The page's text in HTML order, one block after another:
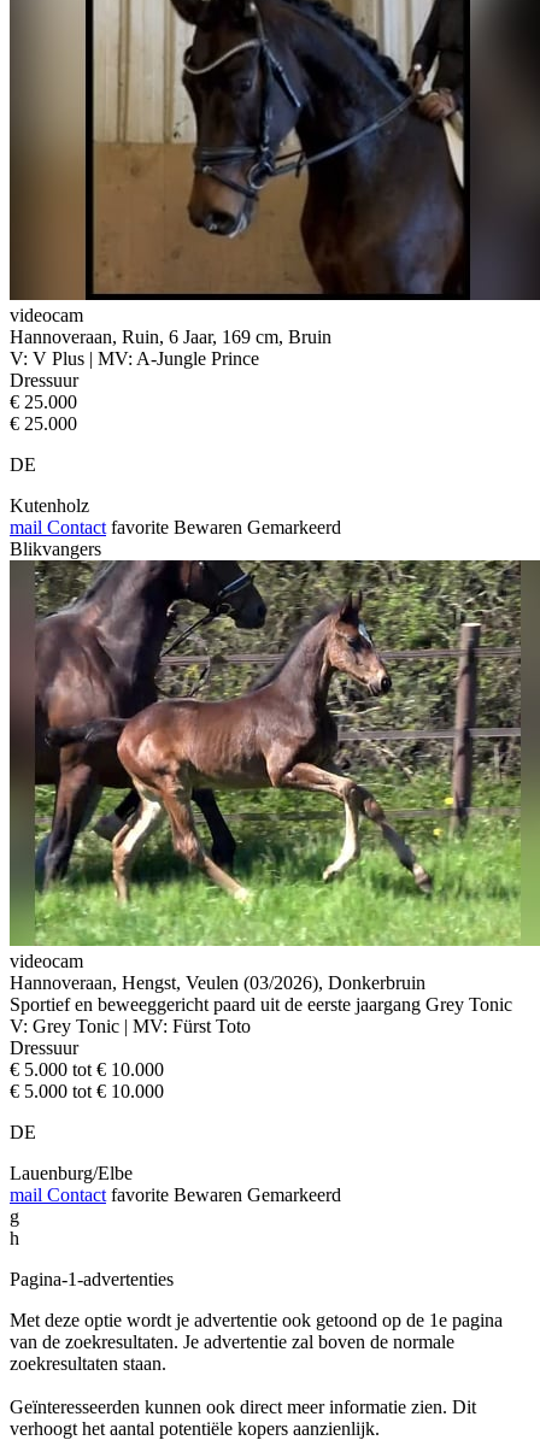
videocam
Hannoveraan, Ruin, 6 Jaar, 169 cm, Bruin
V: V Plus | MV: A-Jungle Prince
Dressuur
€ 25.000
€ 25.000
DE
Kutenholz
mail Contact favorite Bewaren Gemarkeerd
Blikvangers
videocam
Hannoveraan, Hengst, Veulen (03/2026), Donkerbruin
Sportief en beweeggericht paard uit de eerste jaargang Grey Tonic
V: Grey Tonic | MV: Fürst Toto
Dressuur
€ 5.000 tot € 10.000
€ 5.000 tot € 10.000
DE
Lauenburg/Elbe
mail Contact favorite Bewaren Gemarkeerd
g
h
Pagina-1-advertenties
Met deze optie wordt je advertentie ook getoond op de 1e pagina
van de zoekresultaten. Je advertentie zal boven de normale
zoekresultaten staan.
Geïnteresseerden kunnen ook direct meer informatie zien. Dit
verhoogt het aantal potentiële kopers aanzienlijk.